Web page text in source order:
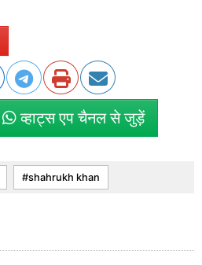
व्हाट्स एप चैनल से जुड़ें
shahrukh khan